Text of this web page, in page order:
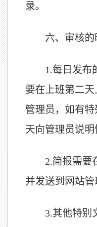
录。
六、 审核的
1.每日发布
要在上班第二
管理员，如有
天向管理员说明
2.简报需要
并发送到网站管
3.其他特别